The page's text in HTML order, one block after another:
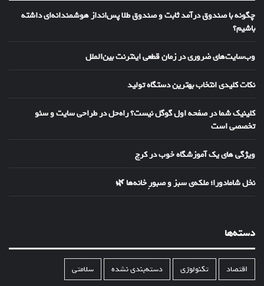
چگونه با صندوق درآمد ثابت و صندوق طلا پس‌انداز هوشمندانه‌ای داشته
باشیم؟
وب‌سایت‌های ضروری در زمان قطعی اینترنت بین‌الملل
نکات کلیدی انتخاب بهترین دستگاه تولید
کلینیک شما در صفحه اول گوگل نیست؟ راه‌حل در طراحی سایت و سئو
تخصصی است
ویژگی های یک آموزشگاه خوب در کرج
نخل شامادورا؛ ملکه‌ی سبز و صبورِ خانه‌ها 🌿
دسته‌ها
اقتصاد تکنولوژی دسته‌بندی نشده سلامتی